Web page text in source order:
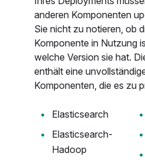
anderen Komponenten
Sie nicht zu notieren, ob
Komponente in Nutzung
welche Version sie hat.
enthält eine
Komponenten, die es zu
Elasticsearch
Elasticsearch-
Hadoop